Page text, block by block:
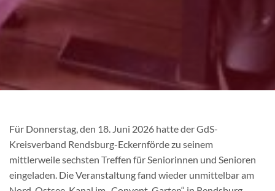
Für Donnerstag, den 18. Juni 2026 hatte der GdS-
Kreisverband Rendsburg-Eckernförde zu seinem
mittlerweile sechsten Treffen für Seniorinnen und Senioren
eingeladen. Die Veranstaltung fand wieder unmittelbar am